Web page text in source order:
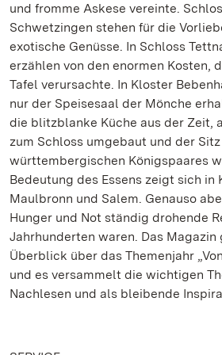
und fromme Askese vereinte.
Schwetzingen stehen für die
exotische Genüsse. In Schloss
erzählen von den enormen Kosten,
Tafel verursachte. In Kloster
nur der Speisesaal der Mönche
die blitzblanke Küche aus der Zeit,
zum Schloss umgebaut und der
württembergischen Königspaares
Bedeutung des Essens zeigt sich in
Maulbronn und Salem. Genauso
Hunger und Not ständig drohende
Jahrhunderten waren. Das
Überblick über das Themenjahr
und es versammelt die wichtigen
Nachlesen und als bleibende